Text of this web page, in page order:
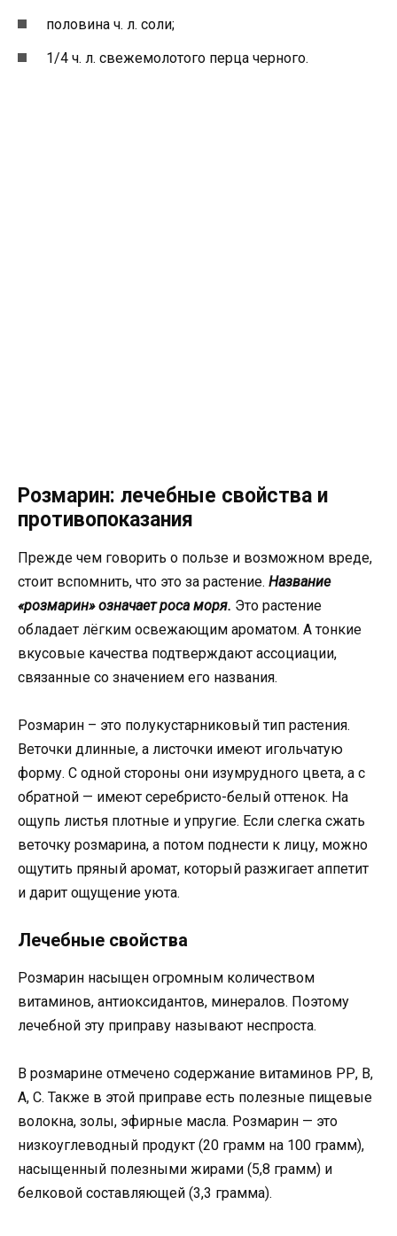
половина ч. л. соли;
1/4 ч. л. свежемолотого перца черного.
Розмарин: лечебные свойства и
противопоказания
Прежде чем говорить о пользе и возможном вреде,
стоит вспомнить, что это за растение. Название
«розмарин» означает роса моря. Это растение
обладает лёгким освежающим ароматом. А тонкие
вкусовые качества подтверждают ассоциации,
связанные со значением его названия.
Розмарин – это полукустарниковый тип растения.
Веточки длинные, а листочки имеют игольчатую
форму. С одной стороны они изумрудного цвета, а с
обратной — имеют серебристо-белый оттенок. На
ощупь листья плотные и упругие. Если слегка сжать
веточку розмарина, а потом поднести к лицу, можно
ощутить пряный аромат, который разжигает аппетит
и дарит ощущение уюта.
Лечебные свойства
Розмарин насыщен огромным количеством
витаминов, антиоксидантов, минералов. Поэтому
лечебной эту приправу называют неспроста.
В розмарине отмечено содержание витаминов РР, В,
А, С. Также в этой приправе есть полезные пищевые
волокна, золы, эфирные масла. Розмарин — это
низкоуглеводный продукт (20 грамм на 100 грамм),
насыщенный полезными жирами (5,8 грамм) и
белковой составляющей (3,3 грамма).